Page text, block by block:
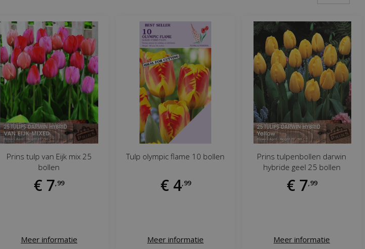
Prins tulp van Eijk mix 25
bollen
€ 7 99
Meer informatie
Tulp olympic flame 10 bollen
€ 4 99
Meer informatie
Prins tulpenbollen darwin
hybride geel 25 bollen
€ 7 99
Meer informatie